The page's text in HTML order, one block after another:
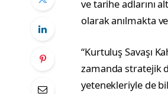
ve tarihe adlarını
olarak anılmakta
“Kurtuluş Savaşı
zamanda stratejik
yetenekleriyle de